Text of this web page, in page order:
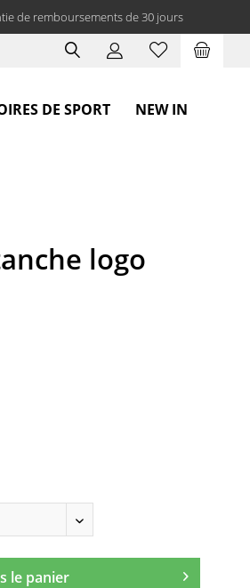
de remboursements de 30 jours
DE SPORT NEW IN
logo
le panier